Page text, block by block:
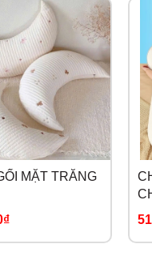
MẶT TRĂNG